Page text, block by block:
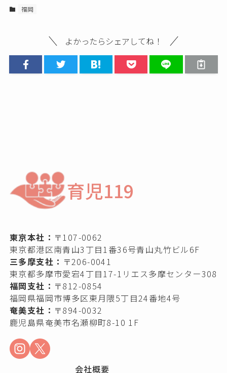
福岡
よかったらシェアしてね！
育児119
東京本社： 〒107-0062
東京都港区南青山3丁目1番36号青山丸竹ビル6F
三多摩支社： 〒206-0041
東京都多摩市愛宕4丁目17-1リエス多摩センター308
福岡支社： 〒812-0854
福岡県福岡市博多区東月隈5丁目24番地4号
奄美支社： 〒894-0032
鹿児島県奄美市名瀬柳町8-10 1F
会社概要